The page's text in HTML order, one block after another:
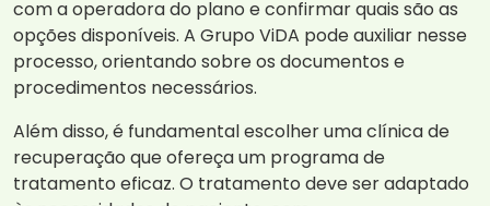
com a operadora do plano e confirmar quais são as
opções disponíveis. A Grupo ViDA pode auxiliar nesse
processo, orientando sobre os documentos e
procedimentos necessários.
Além disso, é fundamental escolher uma clínica de
recuperação que ofereça um programa de
tratamento eficaz. O tratamento deve ser adaptado